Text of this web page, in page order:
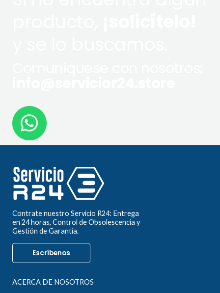
Contrate nuestro Servicio R24: Entrega
en 24 horas, Control de Obsolescencia y
Gestión de Garantía.
Escríbenos
ACERCA DE NOSOTROS